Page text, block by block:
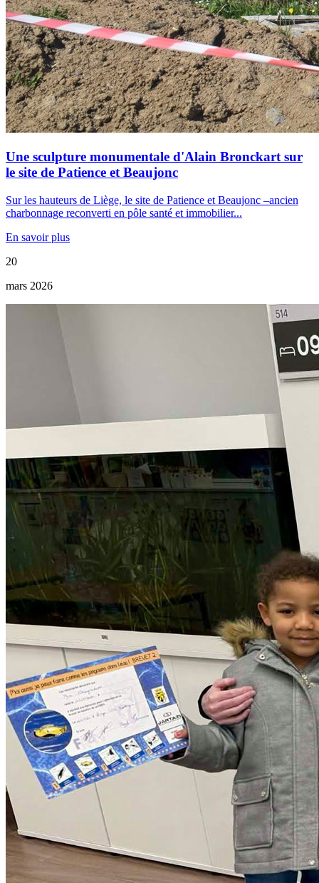
Une sculpture monumentale d'Alain Bronckart sur
le site de Patience et Beaujonc
Sur les hauteurs de Liège, le site de Patience et Beaujonc –ancien
charbonnage reconverti en pôle santé et immobilier...
En savoir plus
20
mars 2026